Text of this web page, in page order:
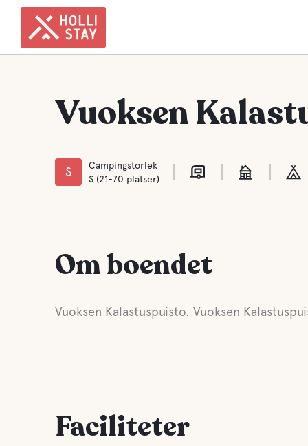
Vuoksen
S
Campingstorlek
S (21-70 platser)
Om boendet
Vuoksen Kalastuspuisto. Vuoksen
Faciliteter